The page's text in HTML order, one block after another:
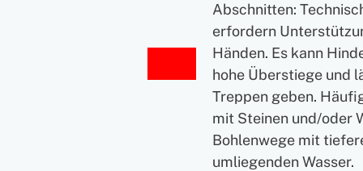
Abschnitten:
erfordern
Händen. Es kann
hohe Überstiege und
Treppen geben.
mit Steinen und/oder
Bohlenwege mit
umliegenden Wasser.